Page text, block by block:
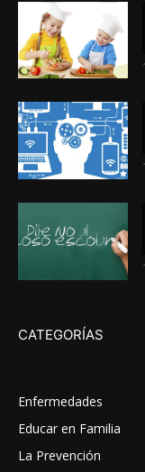
CATEGORÍAS
Enfermedades
Educar en Familia
La Prevención